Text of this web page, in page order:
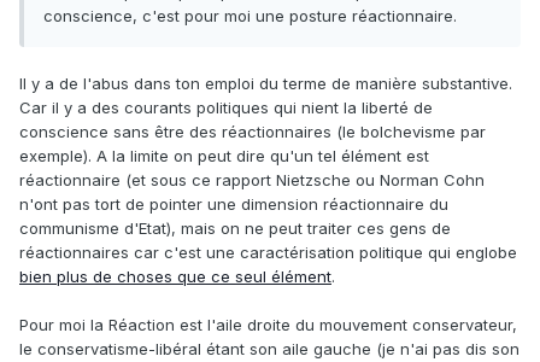
conscience, c'est pour moi une posture réactionnaire.
Il y a de l'abus dans ton emploi du terme de manière substantive.
Car il y a des courants politiques qui nient la liberté de
conscience sans être des réactionnaires (le bolchevisme par
exemple). A la limite on peut dire qu'un tel élément est
réactionnaire (et sous ce rapport Nietzsche ou Norman Cohn
n'ont pas tort de pointer une dimension réactionnaire du
communisme d'Etat), mais on ne peut traiter ces gens de
réactionnaires car c'est une caractérisation politique qui englobe
bien plus de choses que ce seul élément.
Pour moi la Réaction est l'aile droite du mouvement conservateur,
le conservatisme-libéral étant son aile gauche (je n'ai pas dis son